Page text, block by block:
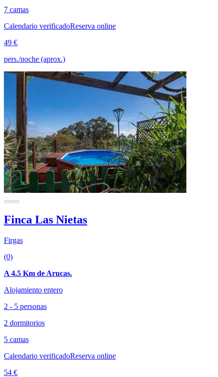
7 camas
Calendario verificadoReserva online
49 €
pers./noche (aprox.)
Finca Las Nietas
Firgas
(0)
A 4.5 Km de Arucas.
Alojamiento entero
2 - 5 personas
2 dormitorios
5 camas
Calendario verificadoReserva online
54 €